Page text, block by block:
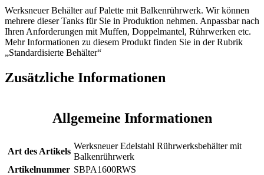
Werksneuer Behälter auf Palette mit Balkenrührwerk. Wir können
mehrere dieser Tanks für Sie in Produktion nehmen. Anpassbar nach
Ihren Anforderungen mit Muffen, Doppelmantel, Rührwerken etc.
Mehr Informationen zu diesem Produkt finden Sie in der Rubrik
„Standardisierte Behälter“
Zusätzliche Informationen
Allgemeine Informationen
Art des Artikels
Werksneuer Edelstahl Rührwerksbehälter mit
Balkenrührwerk
Artikelnummer SBPA1600RWS